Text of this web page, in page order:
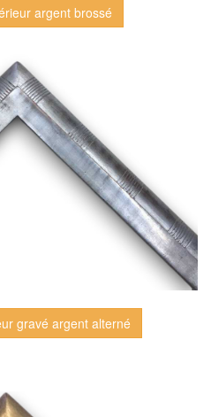
argent brossé
gravé argent alterné